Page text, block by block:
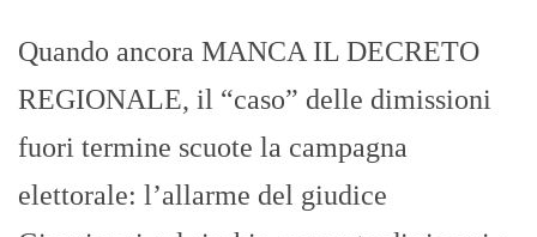
Quando ancora MANCA IL DECRETO
REGIONALE, il “caso” delle dimissioni
fuori termine scuote la campagna
elettorale: l’allarme del giudice